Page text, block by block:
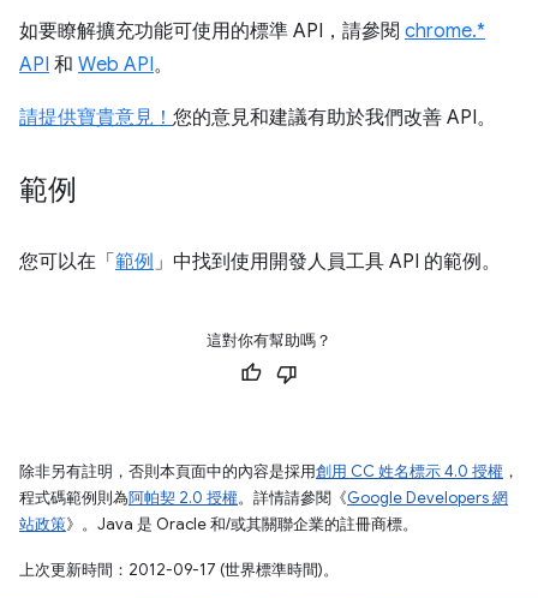
如要瞭解擴充功能可使用的標準 API，請參閱 chrome.*
API 和 Web API。
請提供寶貴意見！ 您的意見和建議有助於我們改善 API。
範例
您可以在「 範例 」中找到使用開發人員工具 API 的範例。
這對你有幫助嗎？
除非另有註明，否則本頁面中的內容是採用創用 CC 姓名標示 4.0 授權 ，
程式碼範例則為阿帕契 2.0 授權。詳情請參閱《Google Developers 網
站政策》。Java 是 Oracle 和/或其關聯企業的註冊商標。
上次更新時間：2012-09-17 (世界標準時間)。